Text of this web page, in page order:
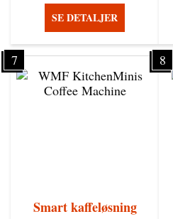
SE DETALJER
7
Smart kaffeløsning
8